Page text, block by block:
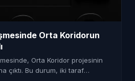
Orta Koridorun
Orta Koridor projesinin
çıktı. Bu durum, iki taraf